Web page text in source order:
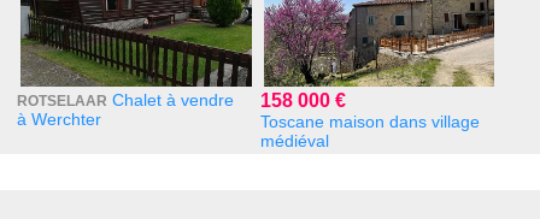
ROTSELAAR Chalet à vendre
à Werchter
158 000 €
Toscane maison dans village
médiéval